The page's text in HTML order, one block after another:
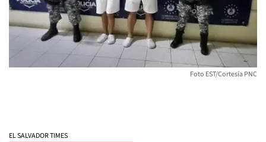
Foto EST/Cortesía PNC
EL SALVADOR TIMES